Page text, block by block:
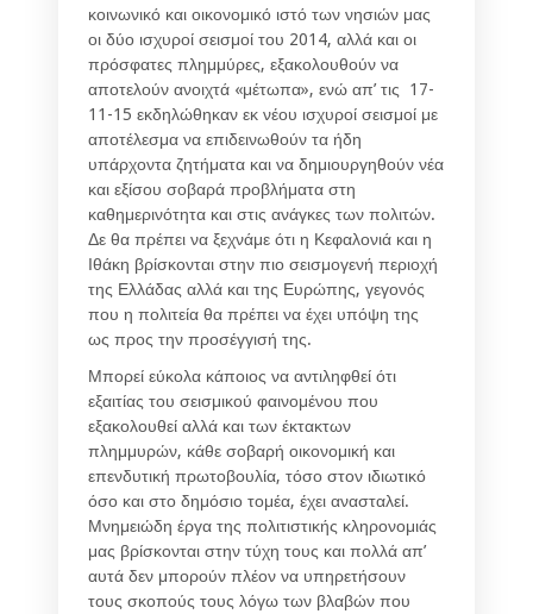
κοινωνικό και οικονομικό ιστό των νησιών μας
οι δύο ισχυροί σεισμοί του 2014, αλλά και οι
πρόσφατες πλημμύρες, εξακολουθούν να
αποτελούν ανοιχτά «μέτωπα», ενώ απ’ τις 17-
11-15 εκδηλώθηκαν εκ νέου ισχυροί σεισμοί με
αποτέλεσμα να επιδεινωθούν τα ήδη
υπάρχοντα ζητήματα και να δημιουργηθούν νέα
και εξίσου σοβαρά προβλήματα στη
καθημερινότητα και στις ανάγκες των πολιτών.
Δε θα πρέπει να ξεχνάμε ότι η Κεφαλονιά και η
Ιθάκη βρίσκονται στην πιο σεισμογενή περιοχή
της Ελλάδας αλλά και της Ευρώπης, γεγονός
που η πολιτεία θα πρέπει να έχει υπόψη της
ως προς την προσέγγισή της.
Μπορεί εύκολα κάποιος να αντιληφθεί ότι
εξαιτίας του σεισμικού φαινομένου που
εξακολουθεί αλλά και των έκτακτων
πλημμυρών, κάθε σοβαρή οικονομική και
επενδυτική πρωτοβουλία, τόσο στον ιδιωτικό
όσο και στο δημόσιο τομέα, έχει ανασταλεί.
Μνημειώδη έργα της πολιτιστικής κληρονομιάς
μας βρίσκονται στην τύχη τους και πολλά απ’
αυτά δεν μπορούν πλέον να υπηρετήσουν
τους σκοπούς τους λόγω των βλαβών που